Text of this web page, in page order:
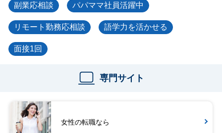
副業応相談 パパママ社員活躍中
リモート勤務応相談 語学力を活かせる
面接1回
専門サイト
女性の転職なら